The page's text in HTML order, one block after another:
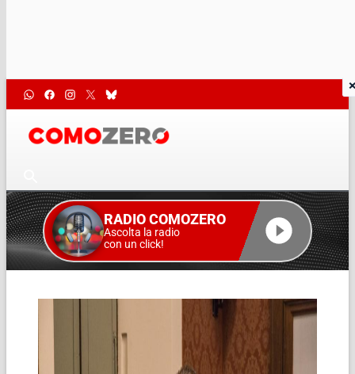
RADIO COMOZERO
Ascolta la radio
con un click!